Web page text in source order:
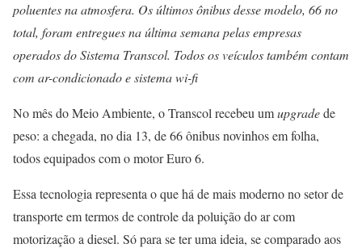
poluentes na atmosfera. Os últimos ônibus desse modelo, 66 no
total, foram entregues na última semana pelas empresas
operados do Sistema Transcol. Todos os veículos também contam
com ar-condicionado e sistema wi-fi
No mês do Meio Ambiente, o Transcol recebeu umupgradede
peso: a chegada, no dia 13, de 66 ônibus novinhos em folha,
todos equipados com o motor Euro 6.
Essa tecnologia representa o que há de mais moderno no setor de
transporte em termos de controle da poluição do ar com
motorização a diesel. Só para se ter uma ideia, se comparado aos